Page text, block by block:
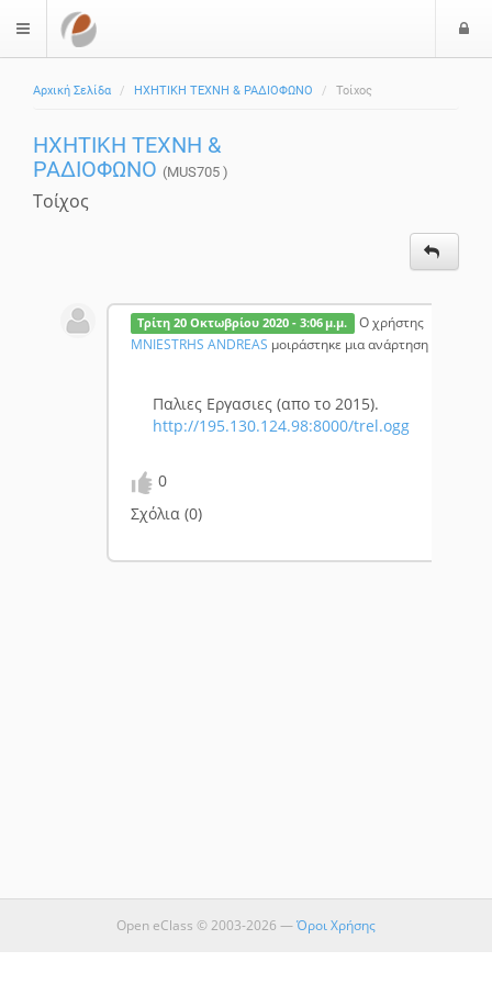
$langMenu
Αρχική Σελίδα ΗΧΗΤΙΚΗ ΤΕΧΝΗ & ΡΑΔΙΟΦΩΝΟ Τοίχος
ΗΧΗΤΙΚΗ ΤΕΧΝΗ &
ΡΑΔΙΟΦΩΝΟ (MUS705 )
Τοίχος
Τρίτη 20 Οκτωβρίου 2020 - 3:06 μ.μ.
Ο χρήστης
MNIESTRHS ANDREAS μοιράστηκε μια ανάρτηση
Παλιες Εργασιες (απο το 2015).
http://195.130.124.98:8000/trel.ogg
0
Σχόλια (0)
Open eClass © 2003-2026 —Όροι Χρήσης